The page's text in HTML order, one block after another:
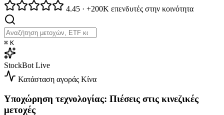
4.45 · +200K επενδυτές στην κοινότητα
⌘ K
StockBot Live
Κατάσταση αγοράς Κίνα
Υποχώρηση τεχνολογίας: Πιέσεις στις κινεζικές
μετοχές